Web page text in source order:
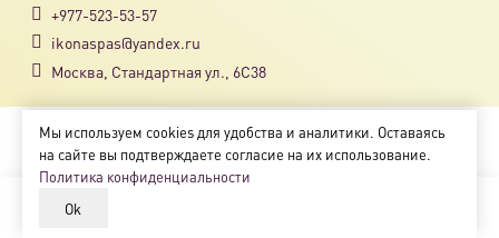
+977-523-53-57
ikonaspas@yandex.ru
Москва, Стандартная ул., 6С38
Copyright © 2018-2025
Магазин православных икон «ikonaspas.ru»
Мы используем cookies для удобства и аналитики. Оставаясь
на сайте вы подтверждаете согласие на их использование.
Политика конфиденциальности
Ok